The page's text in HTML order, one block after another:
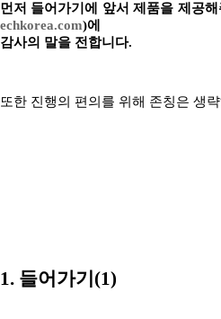
먼저 들어가기에 앞서 제품을 제공
echkorea.com)에
감사의 말을 전합니다.
또한 진행의 편의를 위해 존칭은 생
1. 들어가기(1)